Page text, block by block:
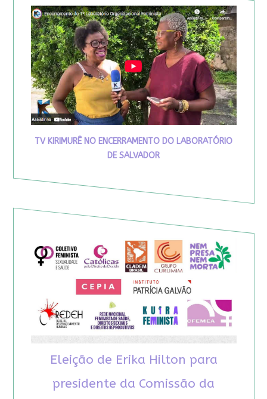
TV KIRIMURÊ NO ENCERRAMENTO DO LABORATÓRIO
DE SALVADOR
Eleição de Erika Hilton para
presidente da Comissão da